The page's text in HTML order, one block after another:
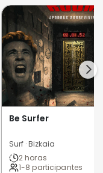
Be Surfer
Surf · Bizkaia
2 horas
1-8 participantes